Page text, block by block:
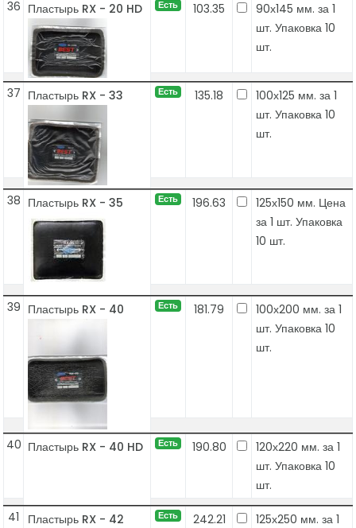
36 Пластырь RX - 20 HD Есть 103.35
90х145 мм. за 1
шт. Упаковка 10
шт.
37 Пластырь RX - 33 Есть 135.18
100х125 мм. за 1
шт. Упаковка 10
шт.
38 Пластырь RX - 35 Есть 196.63
125х150 мм. Цена
за 1 шт. Упаковка
10 шт.
39 Пластырь RX - 40 Есть 181.79
100х200 мм. за 1
шт. Упаковка 10
шт.
40 Пластырь RX - 40 HD Есть 190.80
120х220 мм. за 1
шт. Упаковка 10
шт.
41
Пластырь RX - 42 Есть 242.21
125х250 мм. за 1